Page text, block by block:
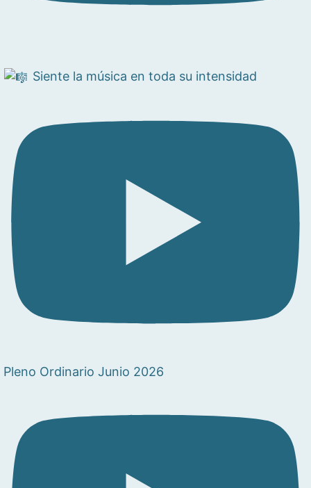
Siente la música en toda su intensidad
Pleno Ordinario Junio 2026